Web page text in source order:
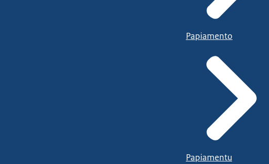
Papiamento
Papiamentu